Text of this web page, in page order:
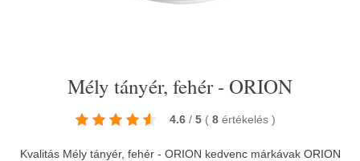
Mély tányér, fehér - ORION
4.6 / 5 ( 8 értékelés )
Kvalitás Mély tányér, fehér - ORION kedvenc márkávak ORION